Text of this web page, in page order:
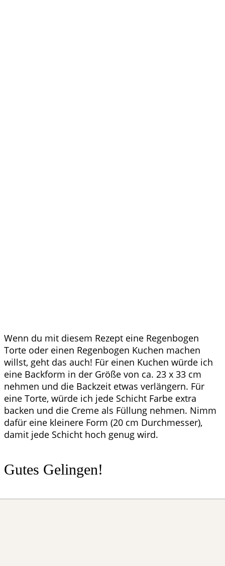
Wenn du mit diesem Rezept eine Regenbogen
Torte oder einen Regenbogen Kuchen machen
willst, geht das auch! Für einen Kuchen würde ich
eine Backform in der Größe von ca. 23 x 33 cm
nehmen und die Backzeit etwas verlängern. Für
eine Torte, würde ich jede Schicht Farbe extra
backen und die Creme als Füllung nehmen. Nimm
dafür eine kleinere Form (20 cm Durchmesser),
damit jede Schicht hoch genug wird.
Gutes Gelingen!